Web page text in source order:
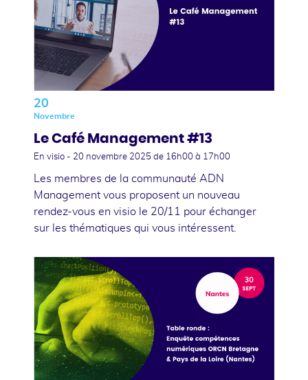
20
Novembre
Le Café Management #13
En visio - 20 novembre 2025 de 16h00 à 17h00
Les membres de la communauté ADN
Management vous proposent un nouveau
rendez-vous en visio le 20/11 pour échanger
sur les thématiques qui vous intéressent.